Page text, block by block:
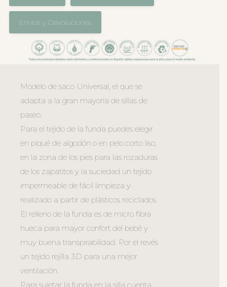
Envíos y Devoluciones
Modelo de saco Universal, el que se
adapta a la gran mayoría de sillas de
paseo.
Para el tejido de la funda puedes elegir
en piqué de algodón o en pelo corto liso,
en la zona de los pies para las rozaduras
de los zapatitos y la suciedad un tejido
impermeable de fácil limpieza y
realizado a partir de plásticos reciclados.
El relleno de la funda es de micro fibra
hueca para mayor confort del bebé y
muy buena transpirabilidad. Por el revés
un tejido rejilla 3D para una mejor
ventilación.
Para sujetar la funda en la silla cuenta